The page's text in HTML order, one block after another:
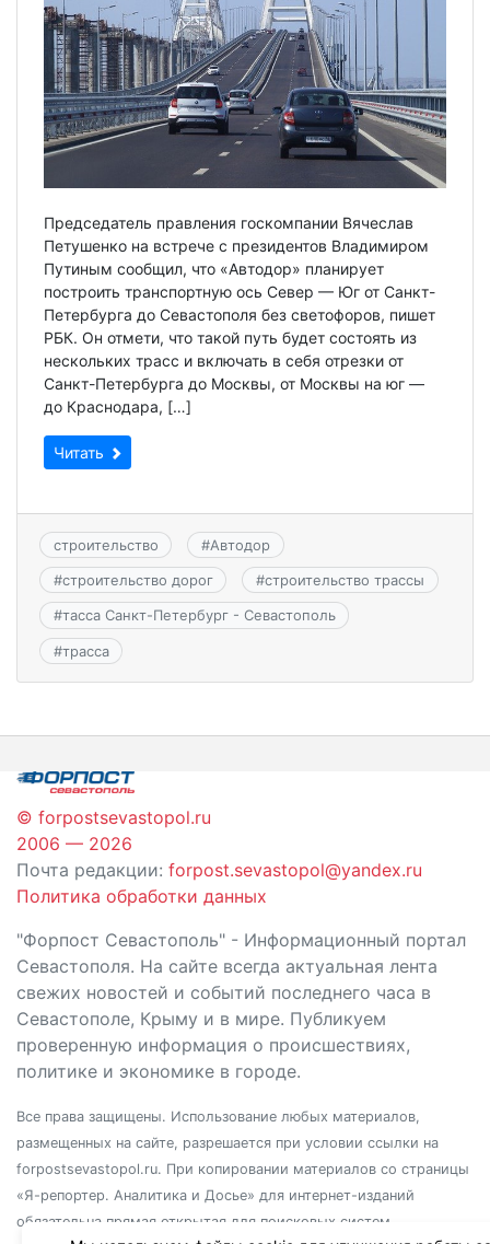
Председатель правления госкомпании Вячеслав
Петушенко на встрече с президентов Владимиром
Путиным сообщил, что «Автодор» планирует
построить транспортную ось Север — Юг от Санкт-
Петербурга до Севастополя без светофоров, пишет
РБК. Он отмети, что такой путь будет состоять из
нескольких трасс и включать в себя отрезки от
Санкт-Петербурга до Москвы, от Москвы на юг —
до Краснодара, […]
Читать
строительство #Автодор
#строительство дорог #строительство трассы
#тасса Санкт-Петербург - Севастополь
#трасса
© forpostsevastopol.ru
2006 — 2026
Почта редакции: forpost.sevastopol@yandex.ru
Политика обработки данных
"Форпост Севастополь" - Информационный портал
Севастополя. На сайте всегда актуальная лента
свежих новостей и событий последнего часа в
Севастополе, Крыму и в мире. Публикуем
проверенную информация о происшествиях,
политике и экономике в городе.
Все права защищены. Использование любых материалов,
размещенных на сайте, разрешается при условии ссылки на
forpostsevastopol.ru. При копировании материалов со страницы
«Я-репортер. Аналитика и Досье» для интернет-изданий
обязательна прямая открытая для поисковых систем